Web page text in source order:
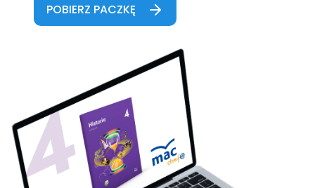
POBIERZ PACZKĘ